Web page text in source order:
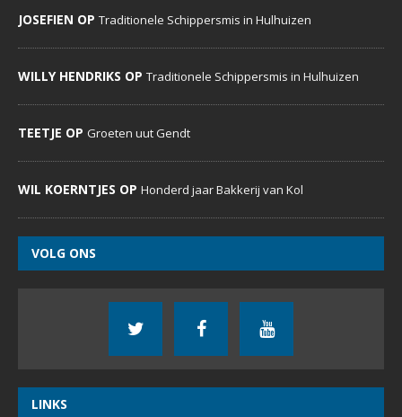
JOSEFIEN OP Traditionele Schippersmis in Hulhuizen
WILLY HENDRIKS OP Traditionele Schippersmis in Hulhuizen
TEETJE OP Groeten uut Gendt
WIL KOERNTJES OP Honderd jaar Bakkerij van Kol
VOLG ONS
LINKS